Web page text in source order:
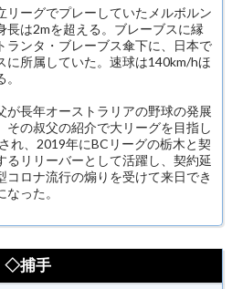
ーグでプレーしていたメルボルン
長は2mを超える。ブレーブスに縁
ランタ・ブレーブス傘下に、日本で
に所属していた。速球は140km/hほ
長年オーストラリアの野球の発展
その叔父の紹介で大リーグを目指し
れ、2019年にBCリーグの栃木と契
るリリーバーとして活躍し、契約延
ロナ流行の煽りを受けて来日でき
った。
◇捕手